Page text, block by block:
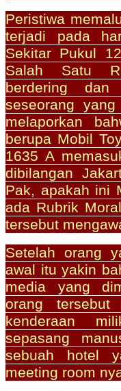
Peristiwa
terjadi pada
Sekitar Pukul
Salah Satu
berdering
seseorang
melaporkan
berupa Mobil
1635 A
dibilangan
Pak, apakah ini
ada Rubrik
tersebut
Setelah orang
awal itu yakin
media yang
orang tersebut
kenderaan
sepasang
sebuah hotel
meeting room